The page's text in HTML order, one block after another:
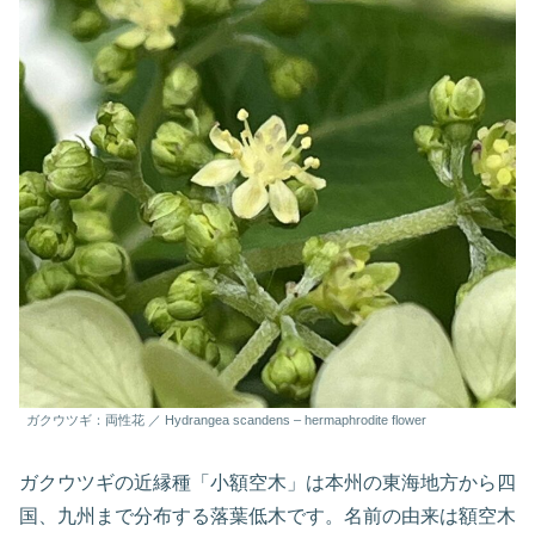
ガクウツギ：両性花 ／ Hydrangea scandens – hermaphrodite flower
ガクウツギの近縁種「小額空木」は本州の東海地方から四
国、九州まで分布する落葉低木です。名前の由来は額空木